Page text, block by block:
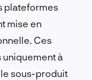
plateformes
mise en
Ces
uniquement à
sous-produit